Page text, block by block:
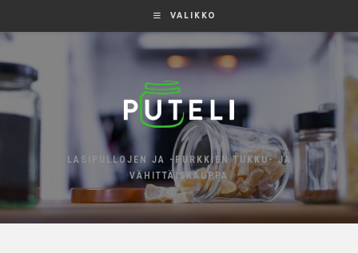
VALIKKO
LASIPULLOJEN JA -PURKKIEN TUKKU- JA
VÄHITTÄISKAUPPA